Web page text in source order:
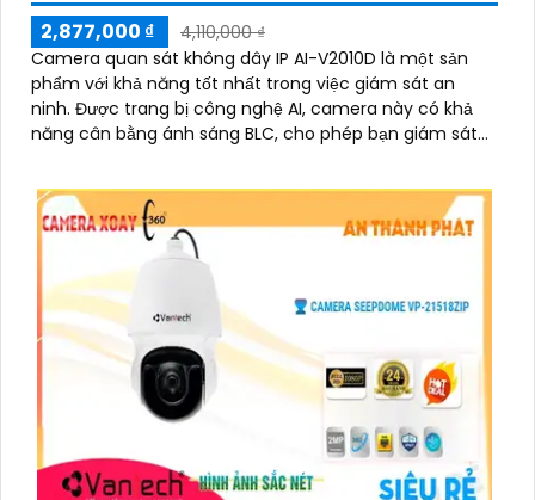
2,877,000 ₫
4,110,000 ₫
Camera quan sát không dây IP AI-V2010D là một sản
phẩm với khả năng tốt nhất trong việc giám sát an
ninh. Được trang bị công nghệ AI, camera này có khả
năng cân bằng ánh sáng BLC, cho phép bạn giám sát